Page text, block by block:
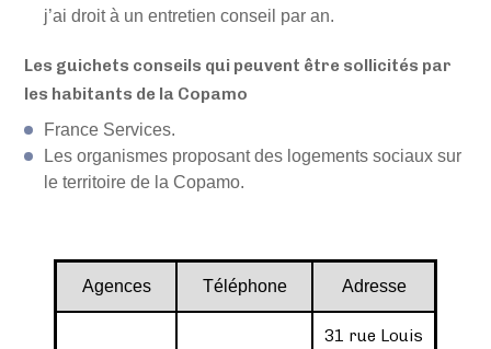
j’ai droit à un entretien conseil par an.
Les guichets conseils qui peuvent être sollicités par
les habitants de la Copamo
France Services.
Les organismes proposant des logements sociaux sur
le territoire de la Copamo.
Agences Téléphone Adresse
31 rue Louis